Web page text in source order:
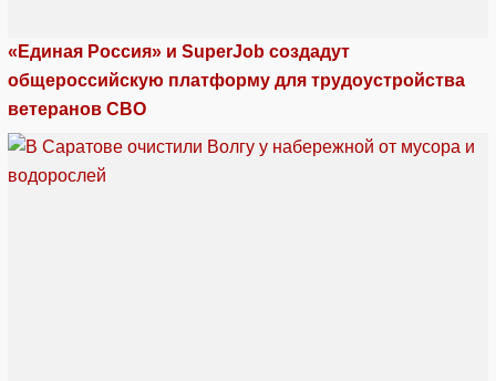
«Единая Россия» и SuperJob создадут
общероссийскую платформу для трудоустройства
ветеранов СВО